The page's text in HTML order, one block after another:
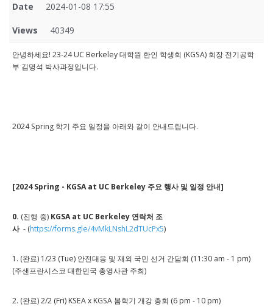
Date 2024-01-08 17:55
Views 40349
안녕하세요! 23-24 UC Berkeley 대학원 한인 학생회 (KGSA) 회장 전기공학
부 김명석 박사과정입니다.
2024 Spring 학기 주요 일정을 아래와 같이 안내드립니다.
[2024 Spring - KGSA at UC Berkeley 주요 행사 및 일정 안내]
0. (진행 중) KGSA at UC Berkeley 연락처 조
사 - (https://forms.gle/4vMkLNshL2dTUcPx5)
1. (완료) 1/23 (Tue) 안전대응 및 재외 국민 선거 간담회 (11:30 am - 1 pm)
(주샌프란시스코 대한민국 총영사관 주최)
2. (완료) 2/2 (Fri) KSEA x KGSA 봄학기 개강 총회 (6 pm - 10 pm)